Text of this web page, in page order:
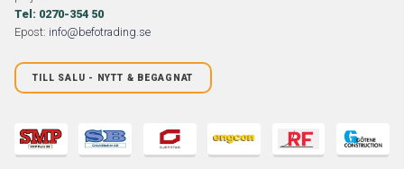
Tel: 0270-354 50
Epost: info@befotrading.se
TILL SALU - NYTT & BEGAGNAT